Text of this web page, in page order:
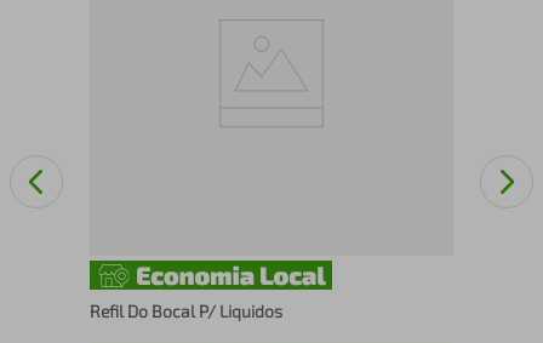
Refil Do Bocal P/ Liquidos